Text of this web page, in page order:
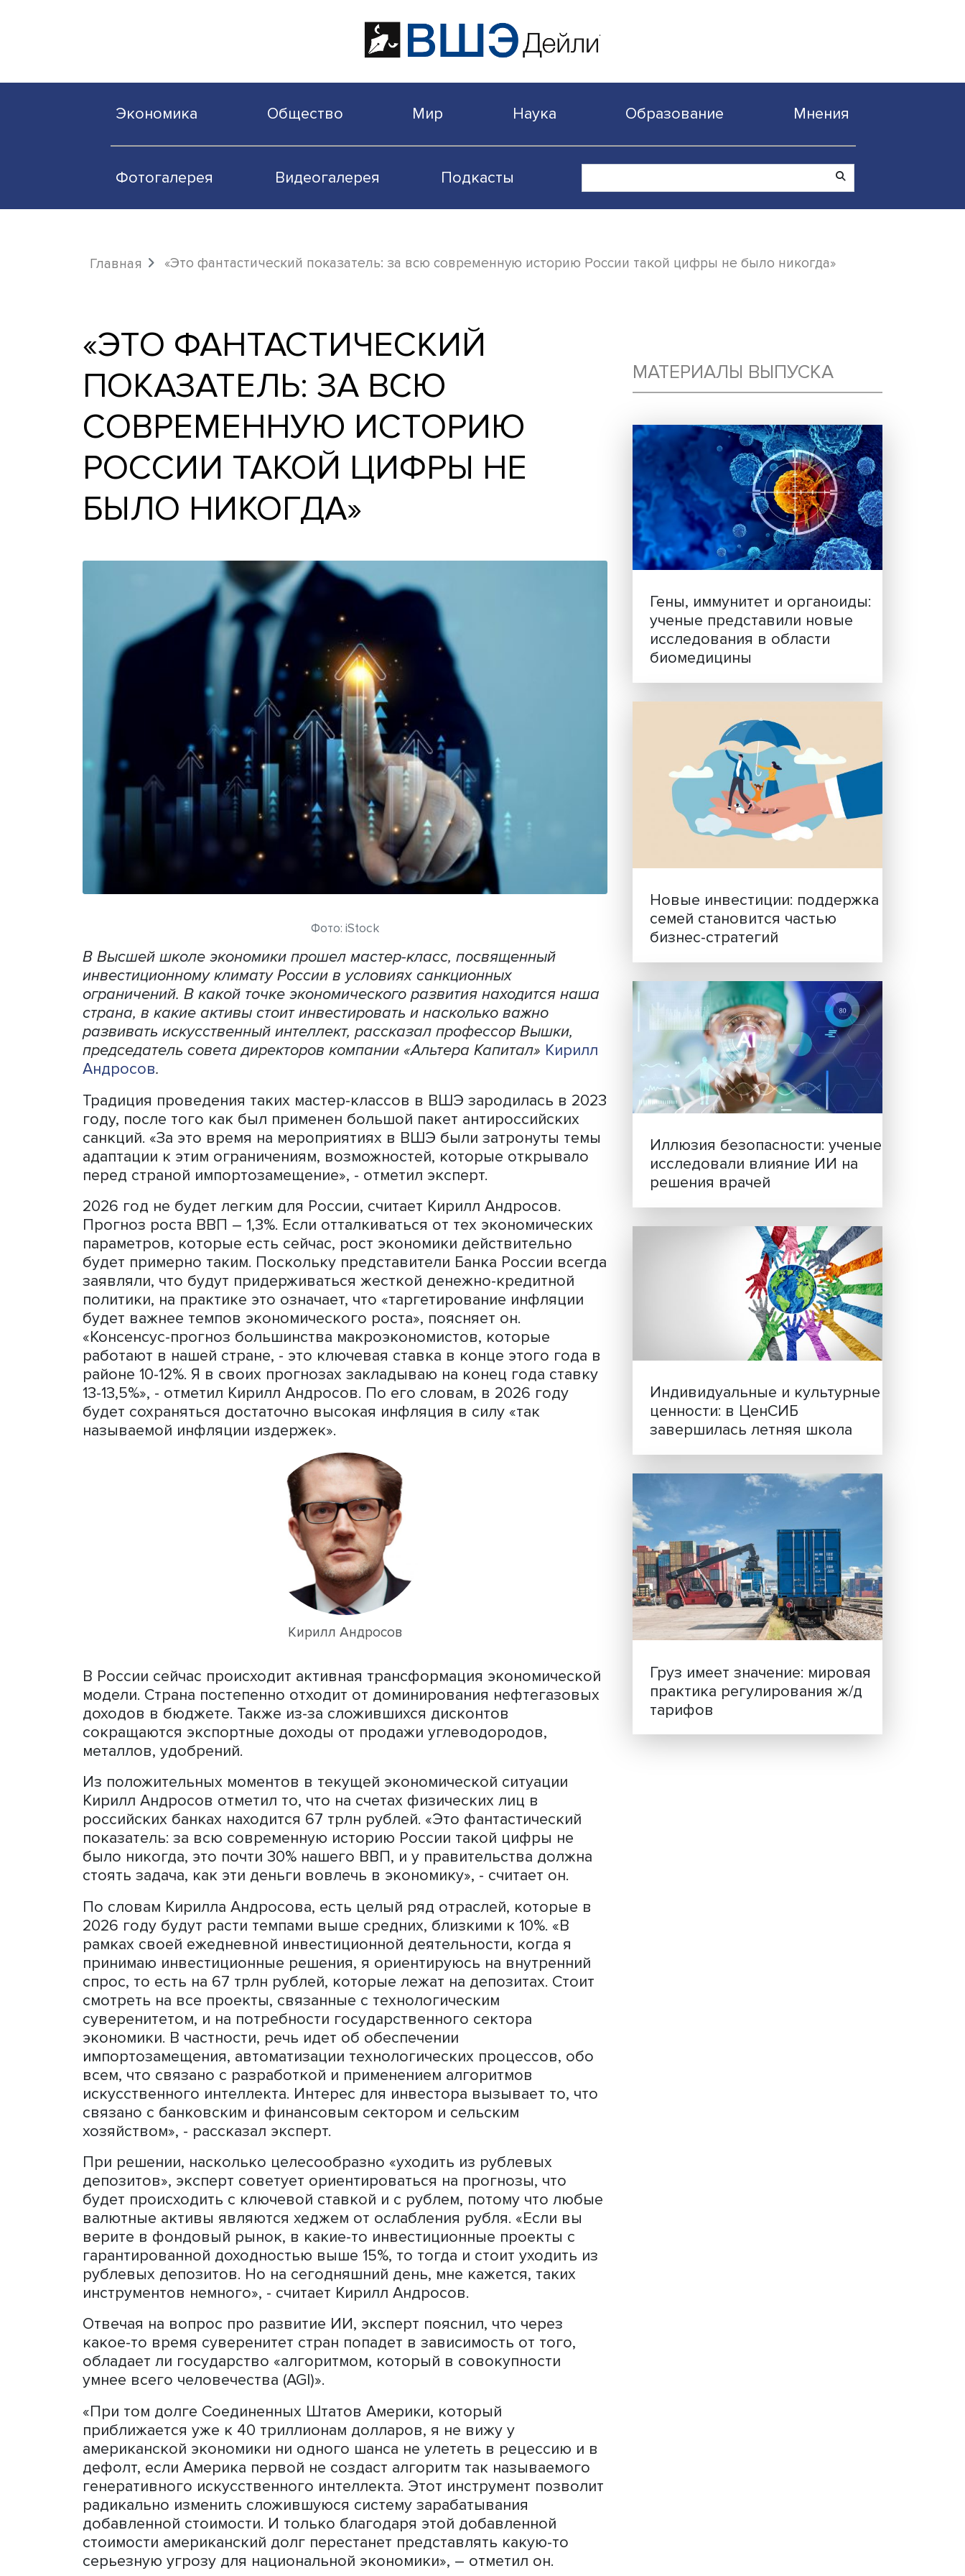
Фотогалерея Видеогалерея Подкасты
«ЭТО ФАНТАСТИЧЕСКИЙ
ПОКАЗАТЕЛЬ: ЗА ВСЮ
СОВРЕМЕННУЮ ИСТОРИЮ
РОССИИ ТАКОЙ ЦИФРЫ НЕ
БЫЛО НИКОГДА»
В Высшей школе экономики прошел мастер-класс, посвященный
инвестиционному климату России в условиях санкционных
ограничений. В какой точке экономического развития находится наша
страна, в какие активы стоит инвестировать и насколько важно
развивать искусственный интеллект, рассказал профессор Вышки,
председатель совета директоров компании «Альтера Капитал» Кирилл
Андросов.
Традиция проведения таких мастер-классов в ВШЭ зародилась в 2023
году, после того как был применен большой пакет антироссийских
санкций. «За это время на мероприятиях в ВШЭ были затронуты темы
адаптации к этим ограничениям, возможностей, которые открывало
перед страной импортозамещение», - отметил эксперт.
2026 год не будет легким для России, считает Кирилл Андросов.
Прогноз роста ВВП – 1,3%. Если отталкиваться от тех экономических
параметров, которые есть сейчас, рост экономики действительно
будет примерно таким. Поскольку представители Банка России всегда
заявляли, что будут придерживаться жесткой денежно-кредитной
политики, на практике это означает, что «таргетирование инфляции
будет важнее темпов экономического роста», поясняет он.
«Консенсус-прогноз большинства макроэкономистов, которые
работают в нашей стране, - это ключевая ставка в конце этого года в
районе 10-12%. Я в своих прогнозах закладываю на конец года ставку
13-13,5%», - отметил Кирилл Андросов. По его словам, в 2026 году
будет сохраняться достаточно высокая инфляция в силу «так
называемой инфляции издержек».
Кирилл Андросов
В России сейчас происходит активная трансформация экономической
модели. Страна постепенно отходит от доминирования нефтегазовых
доходов в бюджете. Также из-за сложившихся дисконтов
сокращаются экспортные доходы от продажи углеводородов,
металлов, удобрений.
Из положительных моментов в текущей экономической ситуации
Кирилл Андросов отметил то, что на счетах физических лиц в
российских банках находится 67 трлн рублей. «Это фантастический
показатель: за всю современную историю России такой цифры не
было никогда, это почти 30% нашего ВВП, и у правительства должна
стоять задача, как эти деньги вовлечь в экономику», - считает он.
По словам Кирилла Андросова, есть целый ряд отраслей, которые в
2026 году будут расти темпами выше средних, близкими к 10%. «В
рамках своей ежедневной инвестиционной деятельности, когда я
принимаю инвестиционные решения, я ориентируюсь на внутренний
спрос, то есть на 67 трлн рублей, которые лежат на депозитах. Стоит
смотреть на все проекты, связанные с технологическим
суверенитетом, и на потребности государственного сектора
экономики. В частности, речь идет об обеспечении
импортозамещения, автоматизации технологических процессов, обо
всем, что связано с разработкой и применением алгоритмов
искусственного интеллекта. Интерес для инвестора вызывает то, что
связано с банковским и финансовым сектором и сельским
хозяйством», - рассказал эксперт.
При решении, насколько целесообразно «уходить из рублевых
депозитов», эксперт советует ориентироваться на прогнозы, что
будет происходить с ключевой ставкой и с рублем, потому что любые
валютные активы являются хеджем от ослабления рубля. «Если вы
верите в фондовый рынок, в какие-то инвестиционные проекты с
МАТЕРИАЛЫ ВЫПУСКА
ученые представили
исследования в области
биомедицины
Новые инвестиции:
семей становится частью
бизнес-стратегий
Иллюзия безопасности:
исследовали влияние
решения врачей
Индивидуальные и
ценности: в ЦенСИБ
завершилась летняя